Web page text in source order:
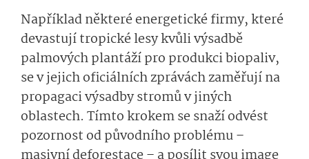
Například některé energetické firmy, které
devastují tropické lesy kvůli výsadbě
palmových plantáží pro produkci biopaliv,
se v jejich oficiálních zprávách zaměřují na
propagaci výsadby stromů v jiných
oblastech. Tímto krokem se snaží odvést
pozornost od původního problému –